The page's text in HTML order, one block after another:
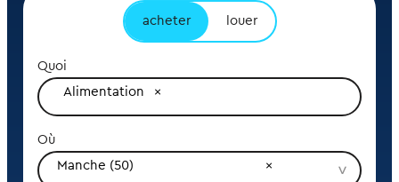
acheter louer
Quoi
Alimentation
Où
Manche (50)